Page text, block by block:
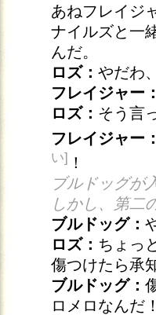
あねフレイジ
ナイルズと一
んだ。
ロズ： やだわ
フレイジャー
ロズ： そう言
フレイジャー
い] ！
ブルドッグが
しかし、第二
ブルドッグ：
ロズ： ちょっ
傷つけたら承
ブルドッグ：
ロメロなんだ